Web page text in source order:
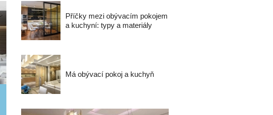
Příčky mezi obývacím pokojem
a kuchyní: typy a materiály
Má obývací pokoj a kuchyň